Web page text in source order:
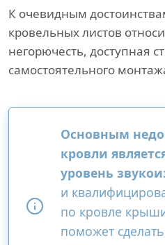
К очевидным
кровельных листов
негорючесть, доступная
самостоятельного
Основным
кровли
уровень
и
по кровле
поможет